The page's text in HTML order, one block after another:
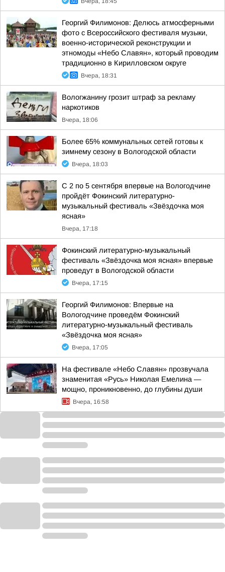
Георгий Филимонов: Делюсь атмосферными
фото с Всероссийского фестиваля музыки,
военно-исторической реконструкции и
этномоды «Небо Славян», который проводим
традиционно в Кирилловском округе
Вчера, 18:31
Вологжанину грозит штраф за рекламу
наркотиков
Вчера, 18:06
Более 65% коммунальных сетей готовы к
зимнему сезону в Вологодской области
Вчера, 18:03
С 2 по 5 сентября впервые на Вологодчине
пройдёт Фокинский литературно-
музыкальный фестиваль «Звёздочка моя
ясная»
Вчера, 17:18
Фокинский литературно-музыкальный
фестиваль «Звёздочка моя ясная» впервые
проведут в Вологодской области
Вчера, 17:15
Георгий Филимонов: Впервые на
Вологодчине проведём Фокинский
литературно-музыкальный фестиваль
«Звёздочка моя ясная»
Вчера, 17:05
На фестивале «Небо Славян» прозвучала
знаменитая «Русь» Николая Емелина —
мощно, проникновенно, до глубины души
Вчера, 16:58